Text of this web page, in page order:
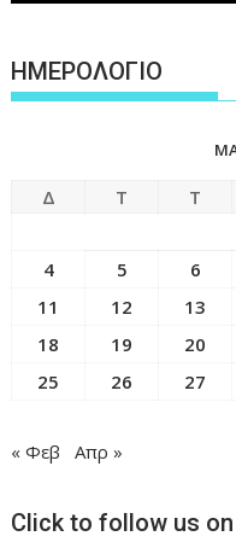
ΗΜΕΡΟΛΟΓΙΟ
Δ Τ Τ
4
5 6
11
12 13
18
19 20
25
26 27
« Φεβ Απρ »
Click to follow us